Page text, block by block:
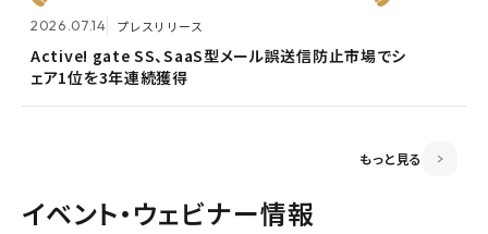
2026.07.14 プレスリリース
Active! gate SS、SaaS型メール誤送信防止市場でシ
ェア1位を3年連続獲得
2026.06.18 プレスリリース
富山県内7信用金庫、DEEPMailとPOWER EGGの連携
お知らせ
もっと見る
イベント・ウェビナー情報